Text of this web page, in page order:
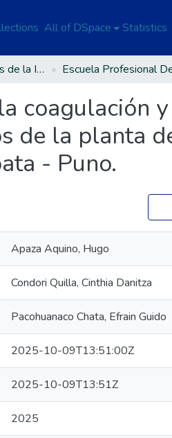
All of DSpace Statistics
Facultad de Ciencias de la Ingeniería
coagulación
de la planta
- Puno.
Apaza Aquino, Hugo
Condori Quilla, Cinthia Danitza
Pacohuanaco Chata, Efrain Guido
2025-10-09T13:51:00Z
2025-10-09T13:51Z
2025